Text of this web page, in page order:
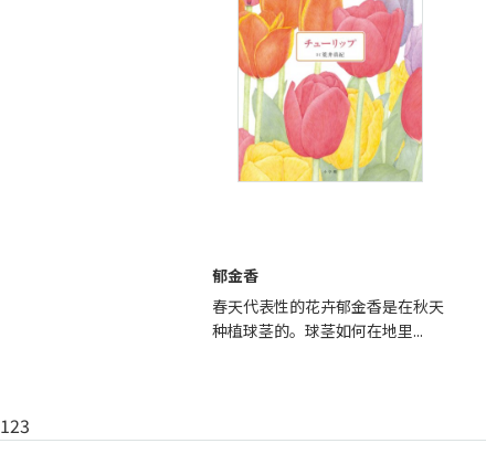
郁金香
春天代表性的花卉郁金香是在秋天
种植球茎的。球茎如何在地里...
123